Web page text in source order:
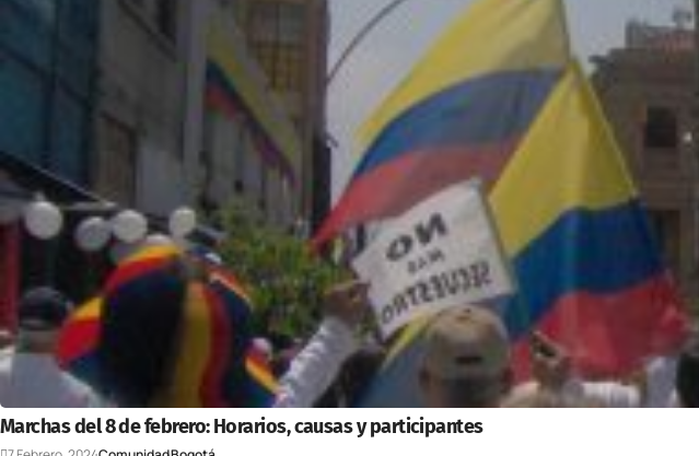
Marchas del 8 de febrero: Horarios, causas y participantes